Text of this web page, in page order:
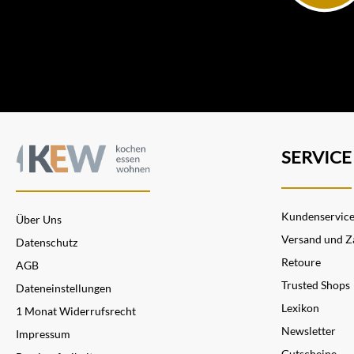
Über Uns
Datenschutz
AGB
Dateneinstellungen
1 Monat Widerrufsrecht
Impressum
SERVICE
Kundenservice
Versand und
Retoure
Trusted Shops
Lexikon
Newsletter